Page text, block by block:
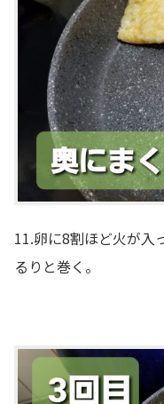
11.卵に8割ほど火が入
るりと巻く。